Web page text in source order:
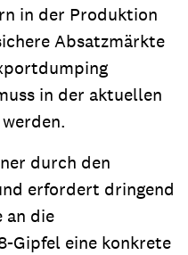
in der Produktion
Absatzmärkte
in der aktuellen
durch den
erfordert dringend
an die
Gipfel eine konkrete